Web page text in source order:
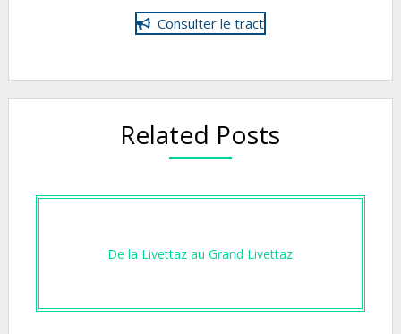
Consulter le tract
Related Posts
De la Livettaz au Grand Livettaz